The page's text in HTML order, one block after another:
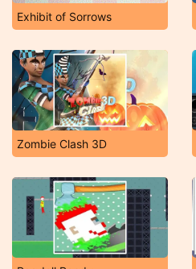
Exhibit of Sorrows
Zombie Clash 3D